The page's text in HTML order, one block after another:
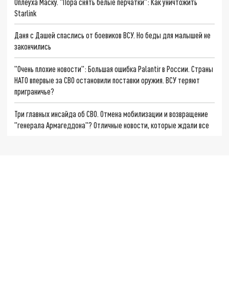
Starlink
Даня с Дашей спаслись от боевиков ВСУ. Но беды для малышей не
закончились
"Очень плохие новости": Большая ошибка Palantir в России. Страны
НАТО впервые за СВО остановили поставки оружия. ВСУ теряют
приграничье?
Три главных инсайда об СВО. Отмена мобилизации и возвращение
"генерала Армагеддона"? Отличные новости, которые ждали все